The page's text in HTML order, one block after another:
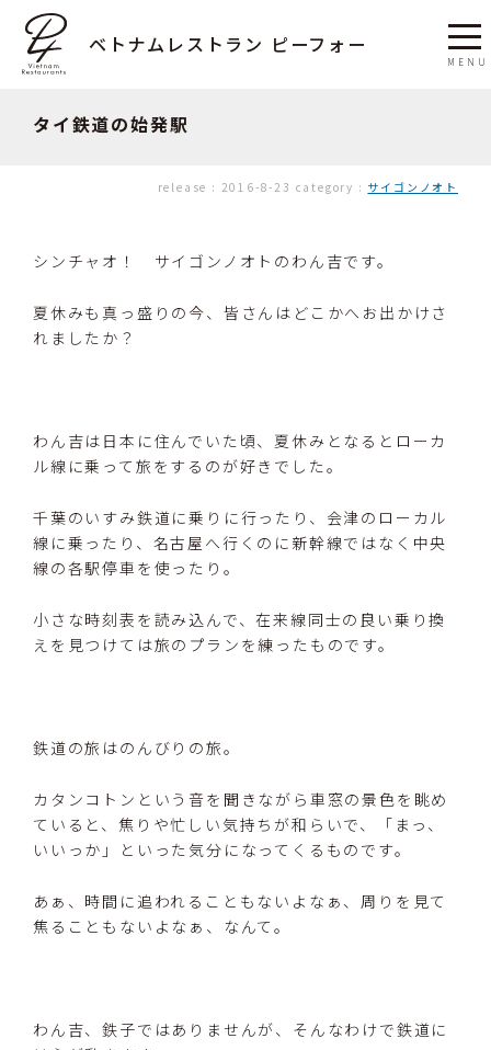
ベトナムレストラン ピーフォー
タイ鉄道の始発駅
release : 2016-8-23 category : サイゴンノオト
シンチャオ！ サイゴンノオトのわん吉です。
夏休みも真っ盛りの今、皆さんはどこかへお出かけさ
れましたか？
わん吉は日本に住んでいた頃、夏休みとなるとローカ
ル線に乗って旅をするのが好きでした。
千葉のいすみ鉄道に乗りに行ったり、会津のローカル
線に乗ったり、名古屋へ行くのに新幹線ではなく中央
線の各駅停車を使ったり。
小さな時刻表を読み込んで、在来線同士の良い乗り換
えを見つけては旅のプランを練ったものです。
鉄道の旅はのんびりの旅。
カタンコトンという音を聞きながら車窓の景色を眺め
ていると、焦りや忙しい気持ちが和らいで、「まっ、
いいっか」といった気分になってくるものです。
あぁ、時間に追われることもないよなぁ、周りを見て
焦ることもないよなぁ、なんて。
わん吉、鉄子ではありませんが、そんなわけで鉄道に